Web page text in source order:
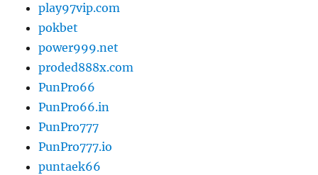
play97vip.com
pokbet
power999.net
proded888x.com
PunPro66
PunPro66.in
PunPro777
PunPro777.io
puntaek66